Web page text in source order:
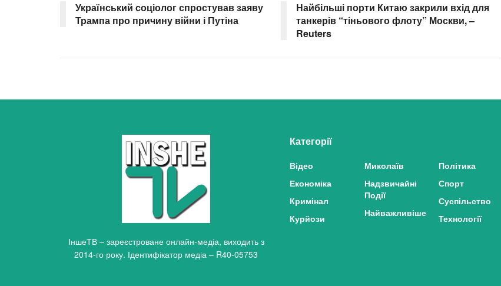
Український соціолог спростував заяву
Трампа про причину війни і Путіна
Найбільші порти Китаю закрили вхід для
танкерів “тіньового флоту” Москви, –
Reuters
ІншеТВ – зареєстроване онлайн-медіа, виходить з
2014-го року. Ідентифікатор медіа – R40-05753
Категорії
Відео
Економіка
Кримінал
Курйози
Миколаїв
Надзвичайні
Події
Найважливіше
Політика
Спорт
Суспільство
Технології